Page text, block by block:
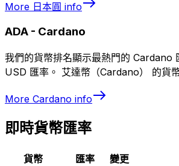
More 日本圓 info
ADA - Cardano
我們的貨幣排名顯示最熱門的 Cardano
USD 匯率。 艾達幣（Cardano） 的貨
More Cardano info
即時貨幣匯率
貨幣 匯率
變更